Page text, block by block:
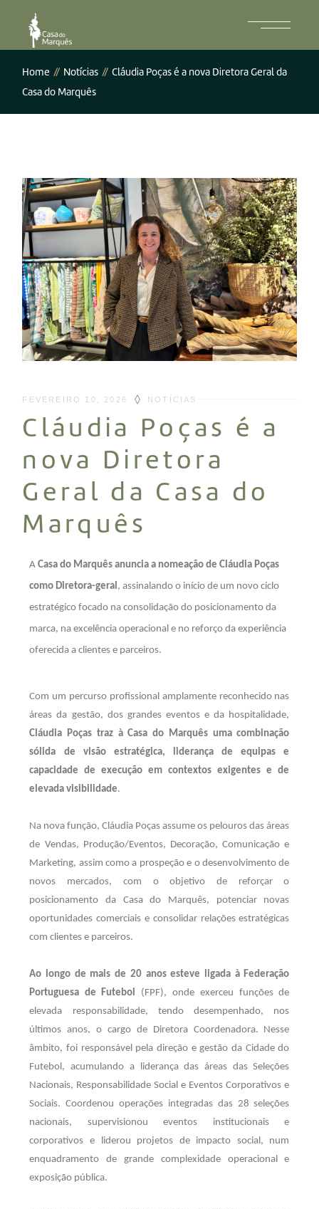
Home Notícias
Cláudia Poças é a nova Diretora Geral da
Casa do Marquês
FEVEREIRO 10, 2026 NOTÍCIAS
Cláudia Poças é a
nova Diretora
Geral da Casa do
Marquês
ACasa do Marquês anuncia a nomeação de Cláudia Poças
como Diretora-geral , assinalando o início de um novo ciclo
estratégico focado na consolidação do posicionamento da
marca, na excelência operacional e no reforço da experiência
oferecida a clientes e parceiros.
Com um percurso profissional amplamente reconhecido nas
áreas da gestão, dos grandes eventos e da hospitalidade,
Cláudia Poças traz à Casa do Marquês uma combinação
sólida de visão estratégica, liderança de equipas e
capacidade de execução em contextos exigentes e de
elevada visibilidade.
Na nova função, Cláudia Poças assume os pelouros das áreas
de Vendas, Produção/Eventos, Decoração, Comunicação e
Marketing, assim como a prospeção e o desenvolvimento de
novos mercados, com o objetivo de reforçar o
posicionamento da Casa do Marquês, potenciar novas
oportunidades comerciais e consolidar relações estratégicas
com clientes e parceiros.
Ao longo de mais de 20 anos esteve ligada à Federação
Portuguesa de Futebol
(FPF), onde exerceu funções de
elevada responsabilidade, tendo desempenhado, nos
últimos anos, o cargo de Diretora Coordenadora. Nesse
âmbito, foi responsável pela direção e gestão da Cidade do
Futebol, acumulando a liderança das áreas das Seleções
Nacionais, Responsabilidade Social e Eventos Corporativos e
Sociais. Coordenou operações integradas das 28 seleções
nacionais, supervisionou eventos institucionais e
corporativos e liderou projetos de impacto social, num
enquadramento de grande complexidade operacional e
exposição pública.